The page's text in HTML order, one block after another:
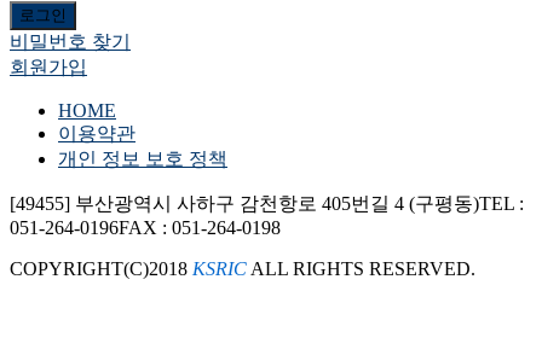
로그인
비밀번호 찾기
회원가입
HOME
이용약관
개인 정보 보호 정책
[49455] 부산광역시 사하구 감천항로 405번길 4 (구평동)TEL :
051-264-0196FAX : 051-264-0198
COPYRIGHT(C)2018 KSRICALL RIGHTS RESERVED.